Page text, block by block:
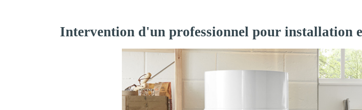
Intervention d'un professionnel pour installation